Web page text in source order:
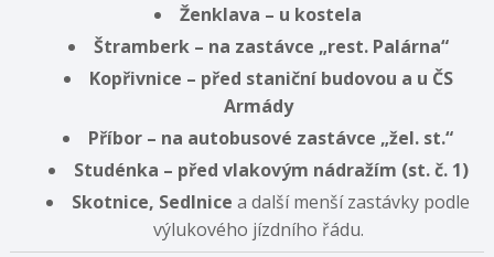
Ženklava – u kostela
Štramberk – na zastávce „rest. Palárna“
Kopřivnice – před staniční budovou a u ČS
Armády
Příbor – na autobusové zastávce „žel. st.“
Studénka – před vlakovým nádražím (st. č. 1)
Skotnice, Sedlnice a další menší zastávky podle
výlukového jízdního řádu.